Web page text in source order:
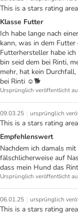
This is a stars rating
Klasse Futter
Ich habe lange nach
kann, was in dem
Futterhersteller habe
bin seid dem bei Rinti,
mehr, hat kein
bei Rinti ☺️🐕
Ursprünglich veröffentlicht
09.03.25 | ursprünglich
This is a stars rating
Empfehlenswert
Nachdem ich damals
fälschlicherweise auf
dass mein Hund das
Ursprünglich veröffentlicht
06.01.25 | ursprünglich
This is a stars rating